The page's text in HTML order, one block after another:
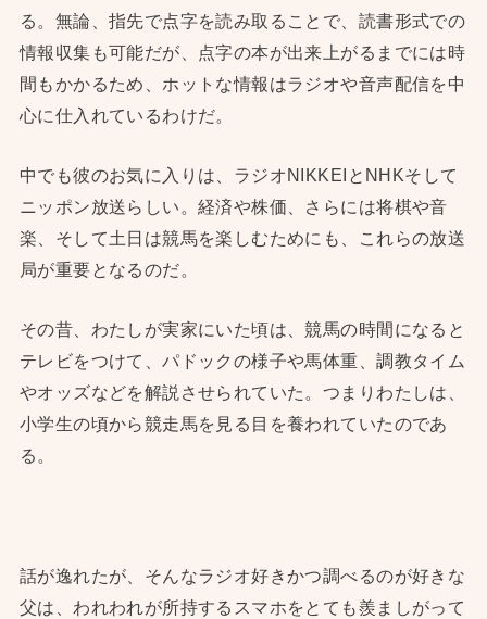
る。無論、指先で点字を読み取ることで、読書形式での
情報収集も可能だが、点字の本が出来上がるまでには時
間もかかるため、ホットな情報はラジオや音声配信を中
心に仕入れているわけだ。
中でも彼のお気に入りは、ラジオNIKKEIとNHKそして
ニッポン放送らしい。経済や株価、さらには将棋や音
楽、そして土日は競馬を楽しむためにも、これらの放送
局が重要となるのだ。
その昔、わたしが実家にいた頃は、競馬の時間になると
テレビをつけて、パドックの様子や馬体重、調教タイム
やオッズなどを解説させられていた。つまりわたしは、
小学生の頃から競走馬を見る目を養われていたのであ
る。
話が逸れたが、そんなラジオ好きかつ調べるのが好きな
父は、われわれが所持するスマホをとても羨ましがって